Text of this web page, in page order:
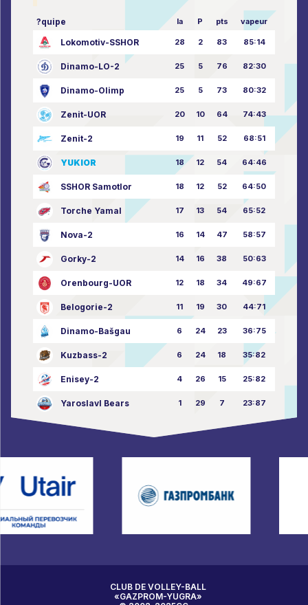
?quipe la P pts vapeur
Lokomotiv-SSHOR 28 2 83 85:14
Dinamo-LO-2 25 5 76 82:30
Dinamo-Olimp 25 5 73 80:32
Zenit-UOR 20 10 64 74:43
Zenit-2 19 11 52 68:51
YUKIOR 18 12 54 64:46
SSHOR Samotlor 18 12 52 64:50
Torche Yamal 17 13 54 65:52
Nova-2 16 14 47 58:57
Gorky-2 14 16 38 50:63
Orenbourg-UOR 12 18 34 49:67
Belogorie-2 11 19 30 44:71
Dinamo-Bašgau 6 24 23 36:75
Kuzbass-2 6 24 18 35:82
Enisey-2 4 26 15 25:82
Yaroslavl Bears 1 29 7 23:87
CLUB DE VOLLEY-BALL
«GAZPROM-YUGRA»